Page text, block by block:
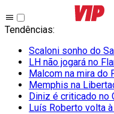
Tendências:
Scaloni sonho do
LH não jogará no
Malcom na mira do
Memphis na
Diniz é criticado no
Luís Roberto volta